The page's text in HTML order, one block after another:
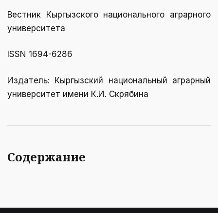
Вестник Кыргызcкого национального аграрного
университета
ISSN 1694-6286
Издатель: Кыргызский национальный аграрный
университет имени К.И. Скрябинa
Содержание